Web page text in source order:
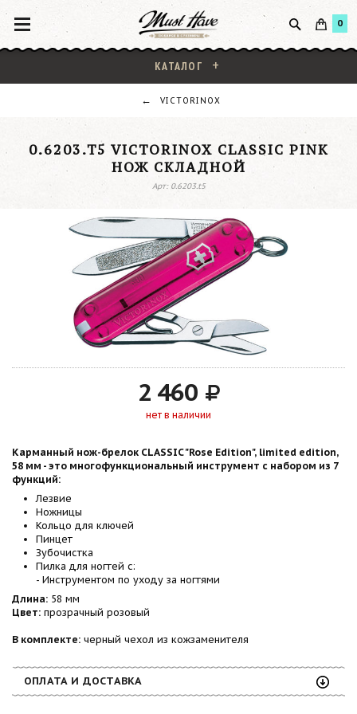
0
КАТАЛОГ
VICTORINOX
0.6203.T5 VICTORINOX CLASSIC PINK
НОЖ СКЛАДНОЙ
Арт: 0.6203.t5
2 460
нет в наличии
Карманный нож-брелок CLASSIC "Rose Edition", limited edition,
58 мм - это многофункциональный инструмент с набором из 7
функций:
Лезвие
Ножницы
Кольцо для ключей
Пинцет
Зубочистка
Пилка для ногтей с:
- Инструментом по уходу за ногтями
Длина: 58 мм
Цвет: прозрачный розовый
В комплекте: черный чехол из кожзаменителя
ОПЛАТА И ДОСТАВКА